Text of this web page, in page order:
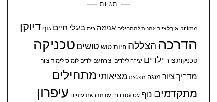
תגיות
anime איך לצייר אמנות למתחילים אנימה בית בעלי חיים גוףדיוקן
הדרכה הצללה חיותטוש טושים טכניקה
טכניקות ציור ילדים יצירה לילדים יצירה עם ילדים לומיס לימוד ציור
מדריך ציור מנגה מפלצת מציאותי מתחילים
מתקדמים נוף עט עט כדורי עט מברשת עיניים עיפרון